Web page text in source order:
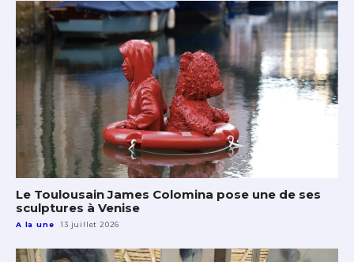
Le Toulousain James Colomina pose une de ses
sculptures à Venise
A la une 13 juillet 2026